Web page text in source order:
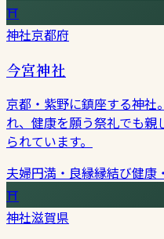
⛩
神社京都府
今宮神社
京都・紫野に鎮座する神社
れ、健康を願う祭礼でも親
られています。
夫婦円満・良縁縁結び健康
⛩
神社滋賀県